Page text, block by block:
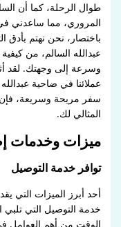
طوال الرحلة، كما أن
المروري، مما ساعدني
باختصار، نحن نهتم
عبدالله السالم، من
وسرعة إلى وجهتك. لقد
عملائنا في ضاحية
سفر مريحة وسريعة، فإن
المثالي لك.
ميزات وخدمات
توافر خدمة التوصيل
أحد أبرز الميزات التي
خدمة التوصيل التي
الوقت من أهم العوامل